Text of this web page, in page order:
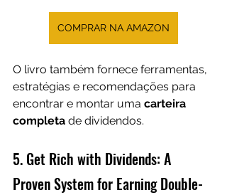
COMPRAR NA AMAZON
O livro também fornece ferramentas,
estratégias e recomendações para
encontrar e montar uma carteira
completa de dividendos.
5. Get Rich with Dividends: A
Proven System for Earning Double-